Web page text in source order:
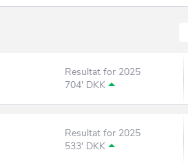
Resultat for 2025
704' DKK
Resultat for 2025
533' DKK